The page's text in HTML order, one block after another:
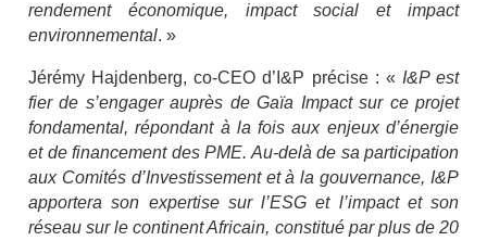
rendement économique, impact social et impact
environnemental. »
Jérémy Hajdenberg, co-CEO d’I&P précise : « I&P est
fier de s’engager auprès de Gaïa Impact sur ce projet
fondamental, répondant à la fois aux enjeux d’énergie
et de financement des PME. Au-delà de sa participation
aux Comités d’Investissement et à la gouvernance, I&P
apportera son expertise sur l’ESG et l’impact et son
réseau sur le continent Africain, constitué par plus de 20